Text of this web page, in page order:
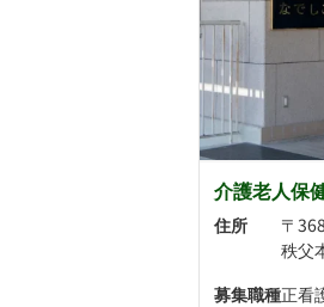
介護老人保
住所
募集職種正看